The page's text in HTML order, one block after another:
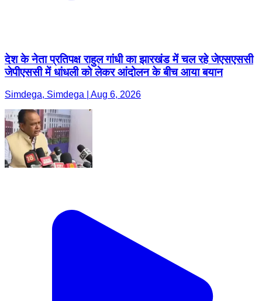
देश के नेता प्रतिपक्ष राहुल गांधी का झारखंड में चल रहे जेएसएससी
जेपीएससी में धांधली को लेकर आंदोलन के बीच आया बयान
Simdega, Simdega | Aug 6, 2026